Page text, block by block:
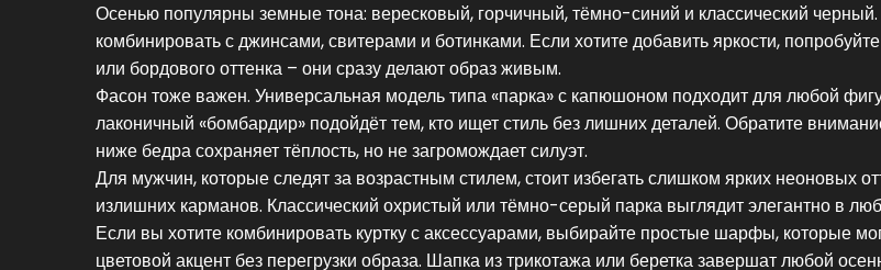
Осенью популярны земные тона: вересковый, горчичный, тёмно-синий и классический черный.
комбинировать с джинсами, свитерами и ботинками. Если хотите добавить яркости,
или бордового оттенка – они сразу делают образ живым.
Фасон тоже важен. Универсальная модель типа «парка» с капюшоном подходит для любой
лаконичный «бомбардир» подойдёт тем, кто ищет стиль без лишних деталей. Обратите
ниже бедра сохраняет тёплость, но не загромождает силуэт.
Для мужчин, которые следят за возрастным стилем, стоит избегать слишком ярких неоновых
излишних карманов. Классический охристый или тёмно-серый парка выглядит элегантно в
Если вы хотите комбинировать куртку с аксессуарами, выбирайте простые шарфы, которые
цветовой акцент без перегрузки образа. Шапка из трикотажа или беретка завершат любой